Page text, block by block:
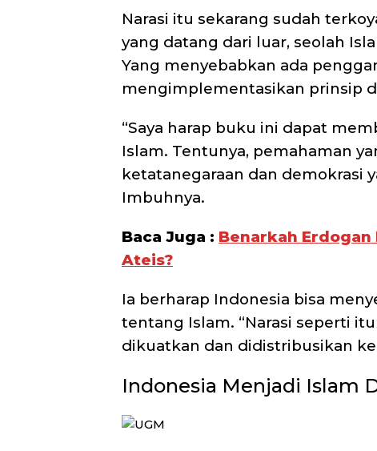
Narasi itu sekarang sudah
yang datang dari luar, seolah
Yang menyebabkan ada
mengimplementasikan prinsip
“Saya harap buku ini dapat
Islam. Tentunya, pemahaman
ketatanegaraan dan demokrasi
Imbuhnya.
Baca Juga : Benarkah
Ateis?
Ia berharap Indonesia bisa
tentang Islam. “Narasi seperti
dikuatkan dan didistribusikan
Indonesia Menjadi Islam